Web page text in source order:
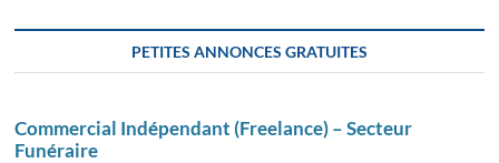
PETITES ANNONCES GRATUITES
Commercial Indépendant (Freelance) – Secteur
Funéraire